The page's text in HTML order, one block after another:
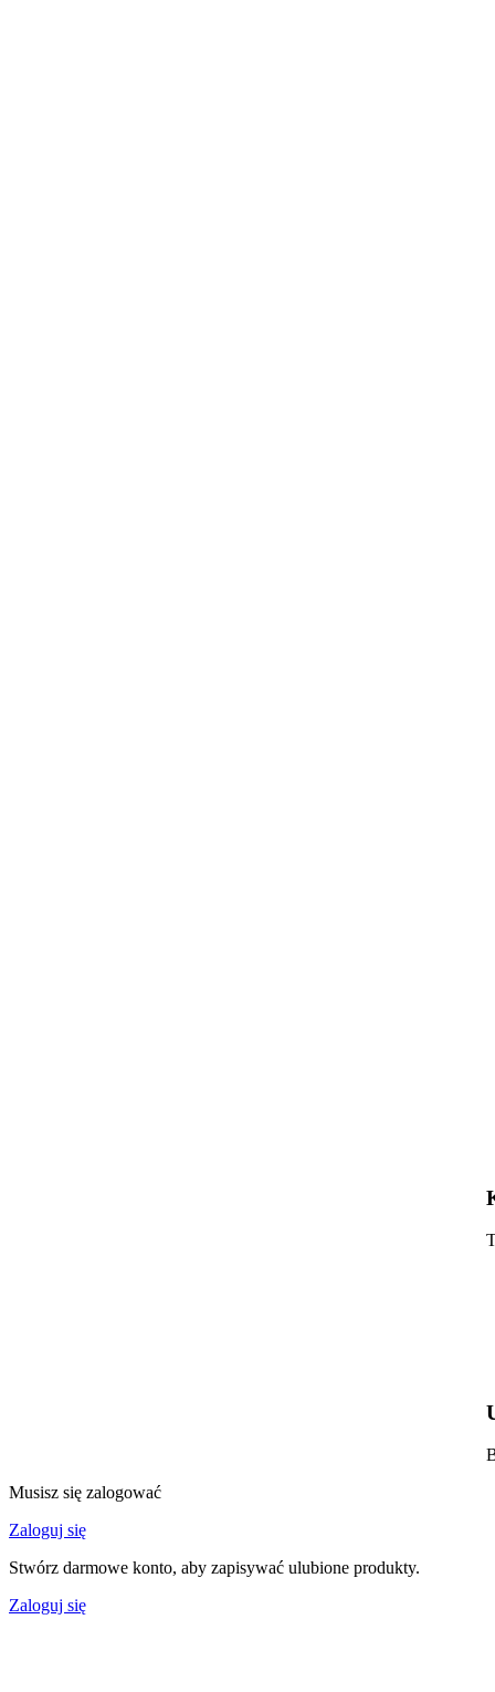
Musisz się zalogować
Zaloguj się
Stwórz darmowe konto, aby zapisywać ulubione produkty.
Zaloguj się